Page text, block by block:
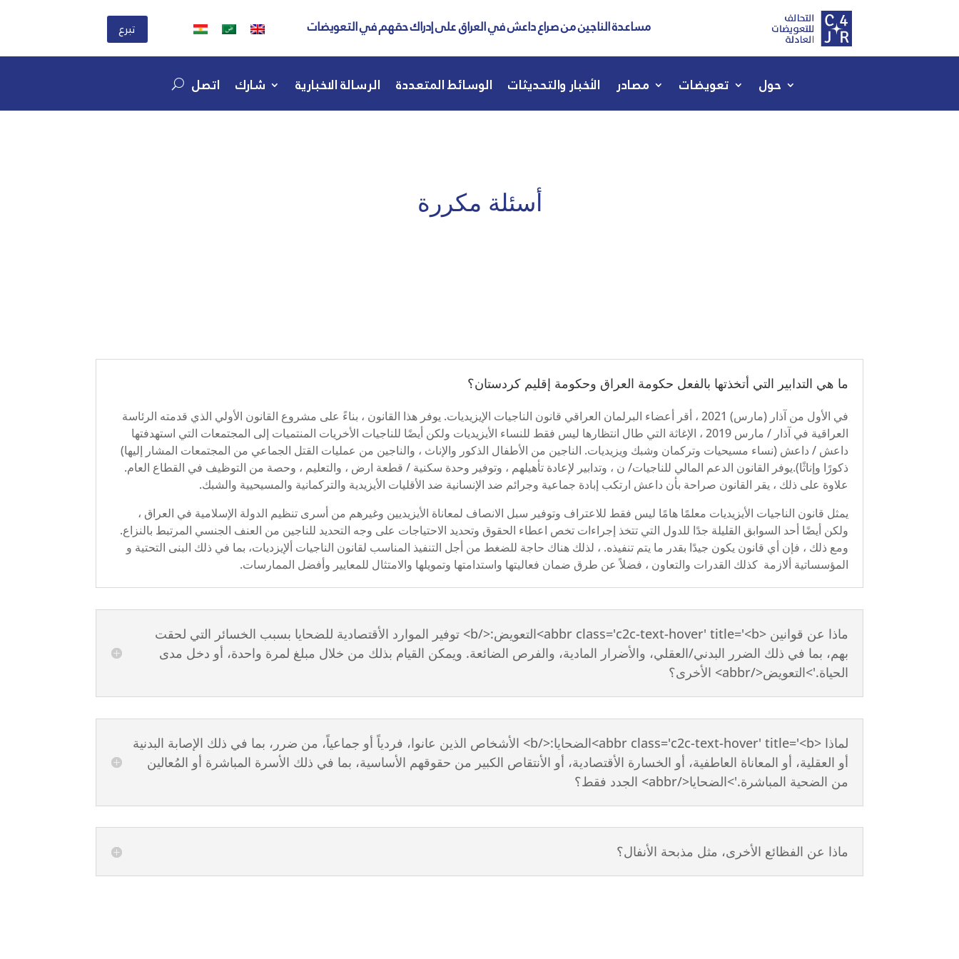
تبرع مساعدة الناجين من صراع داعش في العراق على إدراك حقهم في التعويضات
حول تعويضات مصادر الأخبار والتحديثات الوسائط المتعددة الرسالة الاخبارية شارك اتصل
أسئلة مكررة
ما هي التدابير التي أتخذتها بالفعل حكومة العراق وحكومة إقليم كردستان؟
في الأول من آذار (مارس) 2021 ، أقر أعضاء البرلمان العراقي قانون الناجيات الإيزيديات. يوفر هذا القانون ، بناءً على مشروع القانون الأولي الذي قدمته الرئاسة
العراقية في آذار / مارس 2019 ، الإغاثة التي طال انتظارها ليس فقط للنساء الأيزيديات ولكن أيضًا للناجيات الأخريات المنتميات إلى المجتمعات التي استهدفتها
داعش / داعش (نساء مسيحيات وتركمان وشبك ويزيديات. الناجين من الأطفال الذكور والإناث ، والناجين من عمليات القتل الجماعي من المجتمعات المشار إليها)
ذكورًا وإناثًا).يوفر القانون الدعم المالي للناجيات/ ن ، وتدابير لإعادة تأهيلهم ، وتوفير وحدة سكنية / قطعة ارض ، والتعليم ، وحصة من التوظيف في القطاع العام.
علاوة على ذلك ، يقر القانون صراحة بأن داعش ارتكب إبادة جماعية وجرائم ضد الإنسانية ضد الأقليات الأيزيدية والتركمانية والمسيحيية والشبك.
يمثل قانون الناجيات الأيزيديات معلمًا هامًا ليس فقط للاعتراف وتوفير سبل الانصاف لمعاناة الأيزيديين وغيرهم من أسرى تنظيم الدولة الإسلامية في العراق ،
ولكن أيضًا أحد السوابق القليلة جدًا للدول التي تتخذ إجراءات تخص اعطاء الحقوق وتحديد الاحتياجات على وجه التحديد للناجين من العنف الجنسي المرتبط بالنزاع.
ومع ذلك ، فإن أي قانون يكون جيدًا بقدر ما يتم تنفيذه. ، لذلك هناك حاجة للضغط من أجل التنفيذ المناسب لقانون الناجيات ألإيزديات، بما في ذلك البنى التحتية و
المؤسساتية ألازمة كذلك القدرات والتعاون ، فضلاً عن طرق ضمان فعاليتها واستدامتها وتمويلها والامتثال للمعايير وأفضل الممارسات.
ماذا عن قوانين <abbr class='c2c-text-hover' title='<b>التعويض:</b> توفير الموارد الأقتصادية للضحايا بسبب الخسائر التي لحقت
بهم، بما في ذلك الضرر البدني/العقلي، والأضرار المادية، والفرص الضائعة. ويمكن القيام بذلك من خلال مبلغ لمرة واحدة، أو دخل مدى
الحياة.'>التعويض</abbr> الأخرى؟
لماذا <abbr class='c2c-text-hover' title='<b>الضحايا:</b> الأشخاص الذين عانوا، فردياً أو جماعياً، من ضرر، بما في ذلك الإصابة البدنية
أو العقلية، أو المعاناة العاطفية، أو الخسارة الأقتصادية، أو الأنتقاص الكبير من حقوقهم الأساسية، بما في ذلك الأسرة المباشرة أو المُعالين
من الضحية المباشرة.'>الضحايا</abbr> الجدد فقط؟
ماذا عن الفظائع الأخرى، مثل مذبحة الأنفال؟